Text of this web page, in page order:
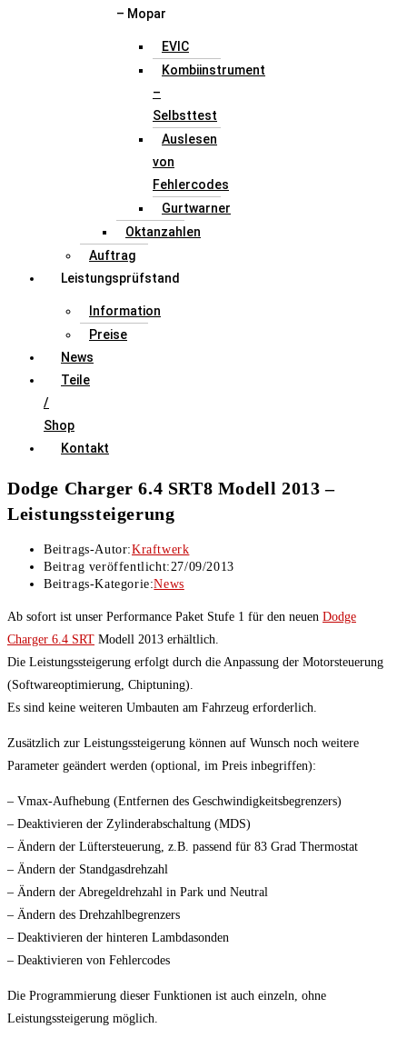
– Mopar
EVIC
Kombiinstrument
–
Selbsttest
Auslesen
von
Fehlercodes
Gurtwarner
Oktanzahlen
Auftrag
Leistungsprüfstand
Information
Preise
News
Teile
/
Shop
Kontakt
Dodge Charger 6.4 SRT8 Modell 2013 –
Leistungssteigerung
Beitrags-Autor:Kraftwerk
Beitrag veröffentlicht:27/09/2013
Beitrags-Kategorie:News
Ab sofort ist unser Performance Paket Stufe 1 für den neuen Dodge
Charger 6.4 SRT Modell 2013 erhältlich.
Die Leistungssteigerung erfolgt durch die Anpassung der Motorsteuerung
(Softwareoptimierung, Chiptuning).
Es sind keine weiteren Umbauten am Fahrzeug erforderlich.
Zusätzlich zur Leistungssteigerung können auf Wunsch noch weitere
Parameter geändert werden (optional, im Preis inbegriffen):
– Vmax-Aufhebung (Entfernen des Geschwindigkeitsbegrenzers)
– Deaktivieren der Zylinderabschaltung (MDS)
– Ändern der Lüftersteuerung, z.B. passend für 83 Grad Thermostat
– Ändern der Standgasdrehzahl
– Ändern der Abregeldrehzahl in Park und Neutral
– Ändern des Drehzahlbegrenzers
– Deaktivieren der hinteren Lambdasonden
– Deaktivieren von Fehlercodes
Die Programmierung dieser Funktionen ist auch einzeln, ohne
Leistungssteigerung möglich.